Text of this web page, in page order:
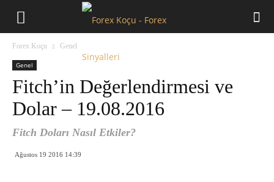
Forex Koçu Genel
Genel
Fitch’in Değerlendirmesi ve
Dolar – 19.08.2016
Fitch Doları Nasıl Etkiler?
Ağustos 19 2016 14:39